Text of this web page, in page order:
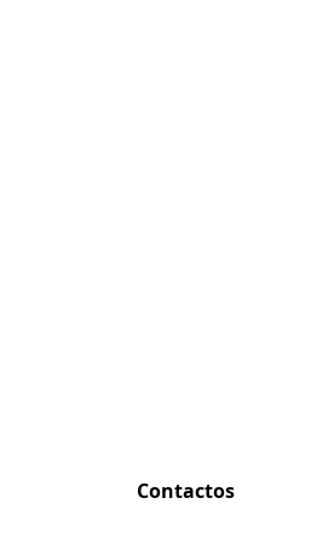
Contactos